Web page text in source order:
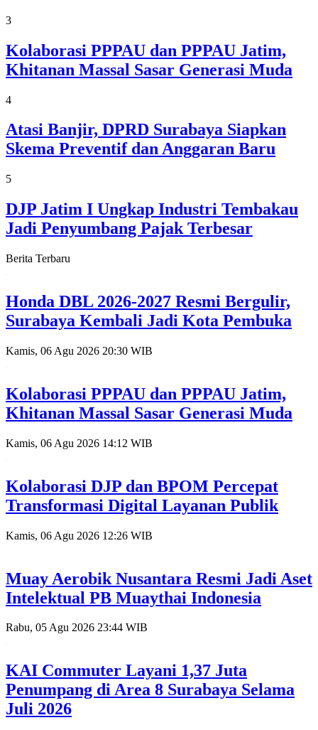
3
Kolaborasi PPPAU dan PPPAU Jatim,
Khitanan Massal Sasar Generasi Muda
4
Atasi Banjir, DPRD Surabaya Siapkan
Skema Preventif dan Anggaran Baru
5
DJP Jatim I Ungkap Industri Tembakau
Jadi Penyumbang Pajak Terbesar
Berita Terbaru
Honda DBL 2026-2027 Resmi Bergulir,
Surabaya Kembali Jadi Kota Pembuka
Kamis, 06 Agu 2026 20:30 WIB
Kolaborasi PPPAU dan PPPAU Jatim,
Khitanan Massal Sasar Generasi Muda
Kamis, 06 Agu 2026 14:12 WIB
Kolaborasi DJP dan BPOM Percepat
Transformasi Digital Layanan Publik
Kamis, 06 Agu 2026 12:26 WIB
Muay Aerobik Nusantara Resmi Jadi Aset
Intelektual PB Muaythai Indonesia
Rabu, 05 Agu 2026 23:44 WIB
KAI Commuter Layani 1,37 Juta
Penumpang di Area 8 Surabaya Selama
Juli 2026